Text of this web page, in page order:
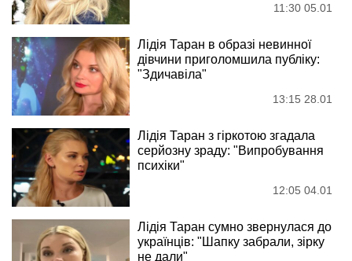
11:30 05.01
Лідія Таран в образі невинної
дівчини приголомшила публіку:
"Здичавіла"
13:15 28.01
Лідія Таран з гіркотою згадала
серйозну зраду: "Випробування
психіки"
12:05 04.01
Лідія Таран сумно звернулася до
українців: "Шапку забрали, зірку
не дали"